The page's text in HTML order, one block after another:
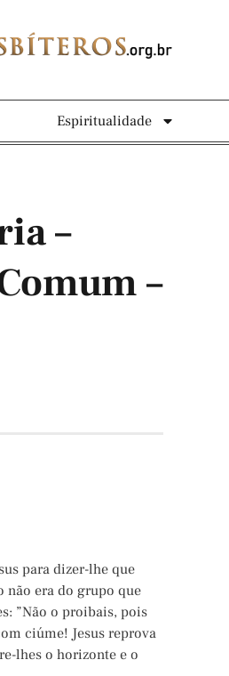
Espiritualidade
–
–
para dizer-lhe que
não era do grupo que
”Não o proibais, pois
ciúme! Jesus reprova
lhes o horizonte e o